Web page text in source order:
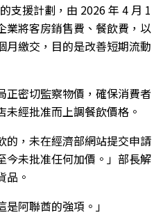
支援計劃，由 2026 年 4 月 1
業將客房銷售費、餐飲費，以
月繳交，目的是改善短期流動
正密切監察物價，確保消費者
經批准而上調餐飲價格。
的，未在經濟部網站提交申請
今未批准任何加價。」部長解
品。
是阿聯酋的強項。」